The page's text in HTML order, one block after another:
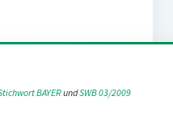
BAYER und SWB 03/2009